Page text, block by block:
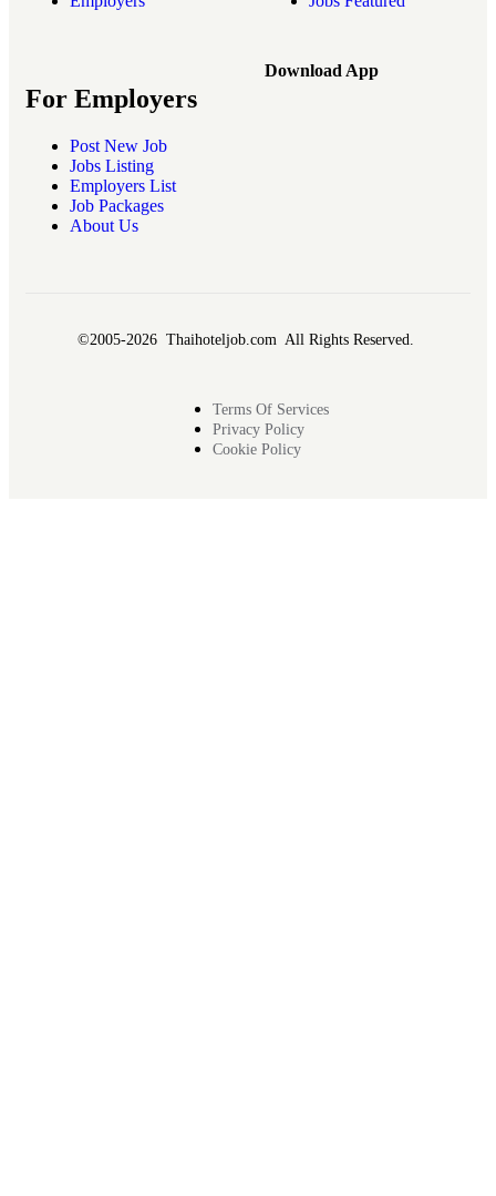
For Employers
Post New Job
Jobs Listing
Employers List
Job Packages
About Us
Download App
©2005-2026 Thaihoteljob.com All Rights Reserved.
Terms Of Services
Privacy Policy
Cookie Policy